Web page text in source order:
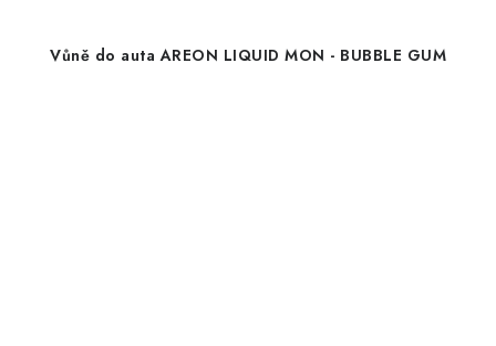
Vůně do auta AREON LIQUID MON - BUBBLE GUM